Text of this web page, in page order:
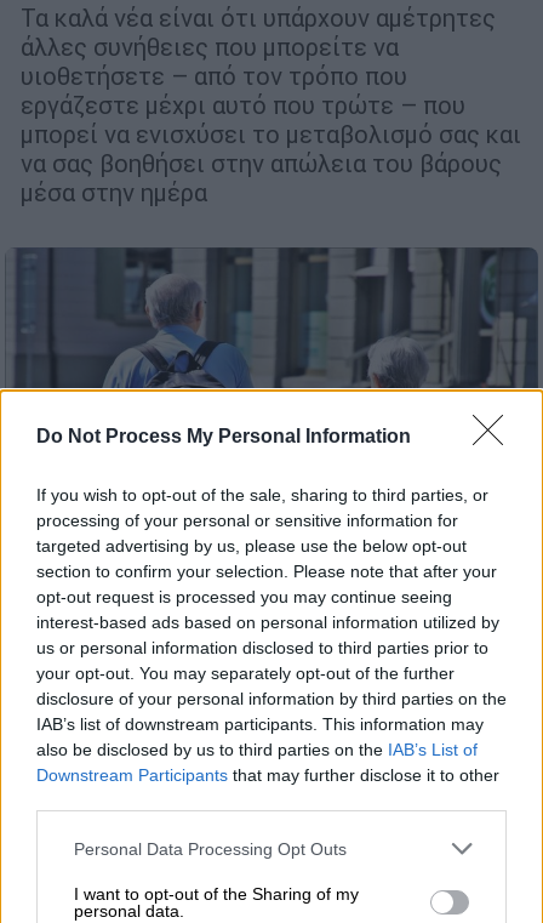
Do Not Process My Personal Information
If you wish to opt-out of the sale, sharing to third parties, or
processing of your personal or sensitive information for
targeted advertising by us, please use the below opt-out
section to confirm your selection. Please note that after your
opt-out request is processed you may continue seeing
interest-based ads based on personal information utilized by
us or personal information disclosed to third parties prior to
your opt-out. You may separately opt-out of the further
disclosure of your personal information by third parties on the
IAB’s list of downstream participants. This information may
also be disclosed by us to third parties on the IAB’s List of
Downstream Participants that may further disclose it to other
Please note that this website/app uses one or more Google
not limited to your visit or usage behaviour. You may click to
Personal Data Processing Opt Outs
I want to opt-out of the Sharing of my
personal data.
Τα καλά νέα είναι ότι υπάρχουν αμέτρητες
άλλες συνήθειες που μπορείτε να
υιοθετήσετε – από τον τρόπο που
εργάζεστε μέχρι αυτό που τρώτε – που
μπορεί να ενισχύσει το μεταβολισμό σας και
να σας βοηθήσει στην απώλεια του βάρους
μέσα στην ημέρα
Παιδεία|04.02.2022 07:40
Γιατί γερνάμε; Ερευνητές ρίχνουν φως
στον μηχανισμό της ρύθμισης της
γήρανσης μέσω επαναπροσδιορισμού
του μεταβολισμού
Tα αυξημένα επίπεδα πρόσληψης γλυκόζης
μειώνουν σημαντικά το προσδόκιμο